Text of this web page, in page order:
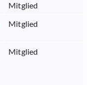
Mitglied
Mitglied
Mitglied